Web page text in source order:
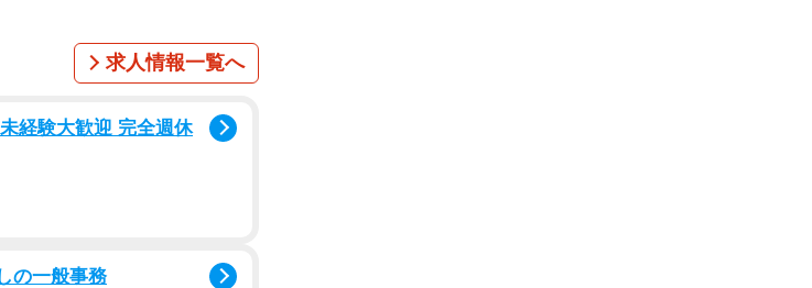
催されるセールに行くことを
浮いたという小さな事実に、
ーへ行くのにも使うようにな
求人情報一覧へ
経験大歓迎 完全週休
の一般事務